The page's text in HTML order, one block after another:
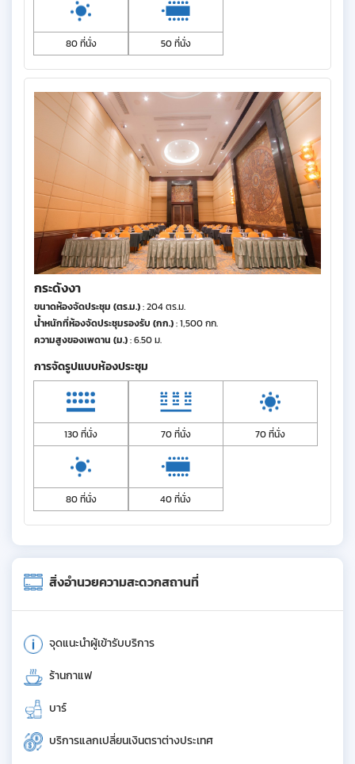
80 ที่นั่ง 50 ที่นั่ง
กระดังงา
ขนาดห้องจัดประชุม (ตร.ม.): 204 ตร.ม.
น้ำหนักที่ห้องจัดประชุมรองรับ (กก.): 1,500 กก.
ความสูงของเพดาน (ม.): 6.50 ม.
การจัดรูปแบบห้องประชุม
130 ที่นั่ง 70 ที่นั่ง 70 ที่นั่ง
80 ที่นั่ง 40 ที่นั่ง
สิ่งอำนวยความสะดวกสถานที่
จุดแนะนำผู้เข้ารับบริการ
ร้านกาแฟ
บาร์
บริการแลกเปลี่ยนเงินตราต่างประเทศ